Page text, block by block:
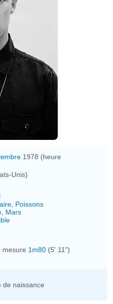
1978 (heure
Unis)
Poissons
Mars
mesure 1m80 (5' 11")
de naissance